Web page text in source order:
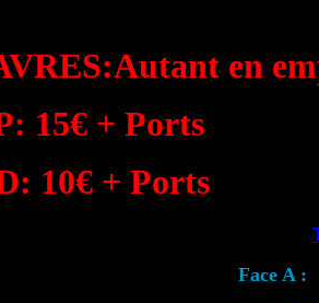
en
15€ + Ports
10€ + Ports
Face A :